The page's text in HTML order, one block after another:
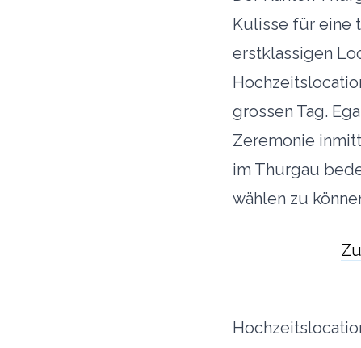
Kulisse für eine
erstklassigen
grossen Tag.
Zeremonie
im Thurgau
wählen zu
aufmerksam geworden seid, stellt ihr sicher,
dass auch künftige Brautpaare die Plattform
Zu den Hochzeitslocations
Vielen Dank für eure Unterstützung! Damit wird sichergestellt, dass die
Dienstleistung kontinuierlich ausgebaut werden kann und für alle